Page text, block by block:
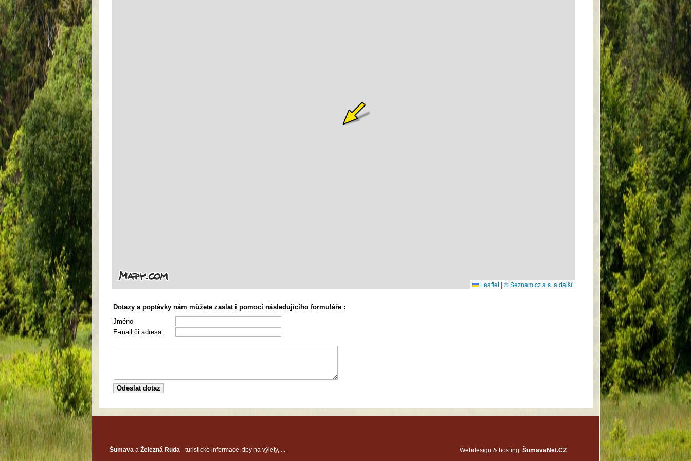
Dotazy a poptávky nám můžete zaslat i pomocí následujícího formuláře :
Jméno
E-mail či adresa
Webdesign & hosting: ŠumavaNet.CZ
Šumava a Železná Ruda - turistické informace, tipy na výlety, ...